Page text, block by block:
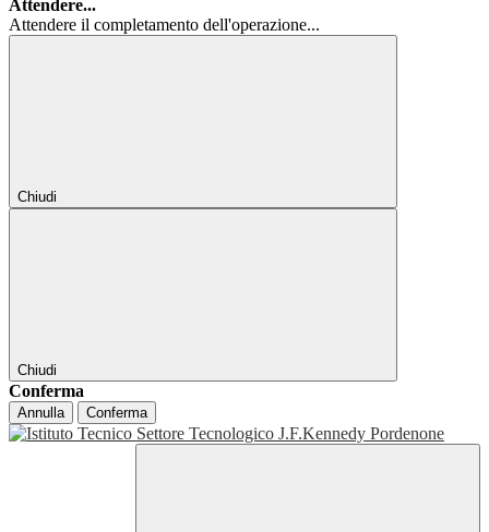
Attendere...
Attendere il completamento dell'operazione...
Chiudi
Chiudi
Conferma
Annulla Conferma